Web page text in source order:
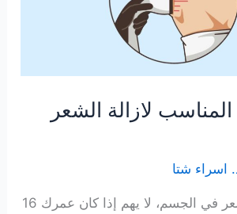
لازالة الشعر
اسراء شتا
كل شخص لديه شعر في الجسم، لا يهم إذا كان عمرك 16